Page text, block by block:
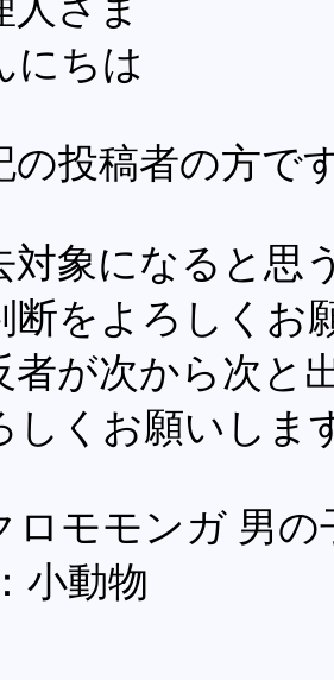
人さま
にちは
の投稿者の方で
対象になると思
断をよろしくお
者が次から次と
しくお願いしま
ロモモンガ 男
小動物